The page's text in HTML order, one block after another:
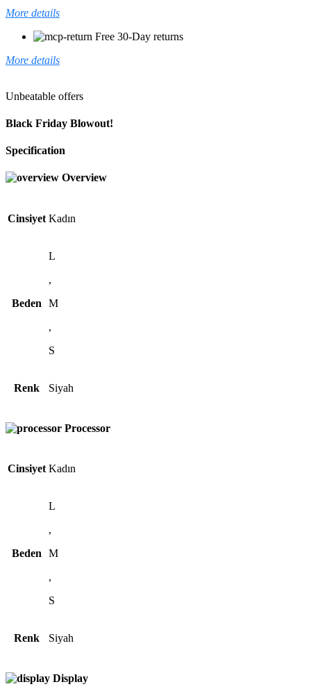
More details
Free 30-Day returns
More details
Unbeatable offers
Black Friday Blowout!
Specification
Overview
Cinsiyet Kadın
Beden
L
,
M
,
S
Renk Siyah
Processor
Cinsiyet Kadın
Beden
L
,
M
,
S
Renk Siyah
Display